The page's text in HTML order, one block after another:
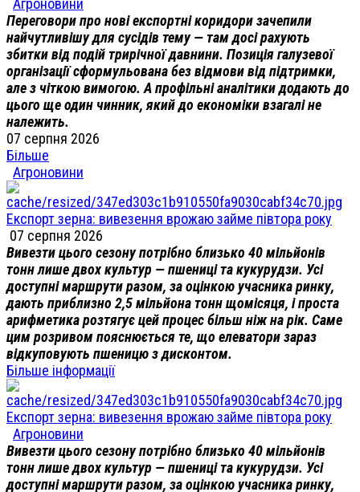
Агроновини
Переговори про нові експортні коридори зачепили
найчутливішу для сусідів тему — там досі рахують
збитки від подій трирічної давнини. Позиція галузевої
організації сформульована без відмови від підтримки,
але з чіткою вимогою. А профільні аналітики додають до
цього ще один чинник, який до економіки взагалі не
належить.
07 серпня 2026
Більше
Агроновини
Експорт зерна: вивезення врожаю займе півтора року
07 серпня 2026
Вивезти цього сезону потрібно близько 40 мільйонів
тонн лише двох культур — пшениці та кукурудзи. Усі
доступні маршрути разом, за оцінкою учасника ринку,
дають приблизно 2,5 мільйона тонн щомісяця, і проста
арифметика розтягує цей процес більш ніж на рік. Саме
цим розривом пояснюється те, що елеватори зараз
відкуповують пшеницю з дисконтом.
Більше інформації
Експорт зерна: вивезення врожаю займе півтора року
Агроновини
Вивезти цього сезону потрібно близько 40 мільйонів
тонн лише двох культур — пшениці та кукурудзи. Усі
доступні маршрути разом, за оцінкою учасника ринку,